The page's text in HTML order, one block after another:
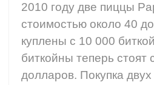
2010 году две пиццы
стоимостью около 40
куплены с 10 000
биткойны теперь стоят
долларов. Покупка